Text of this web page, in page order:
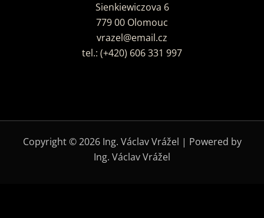
Sienkiewiczova 6
779 00 Olomouc
vrazel@email.cz
tel.: (+420) 606 331 997
Copyright © 2026 Ing. Václav Vrážel | Powered by
Ing. Václav Vrážel